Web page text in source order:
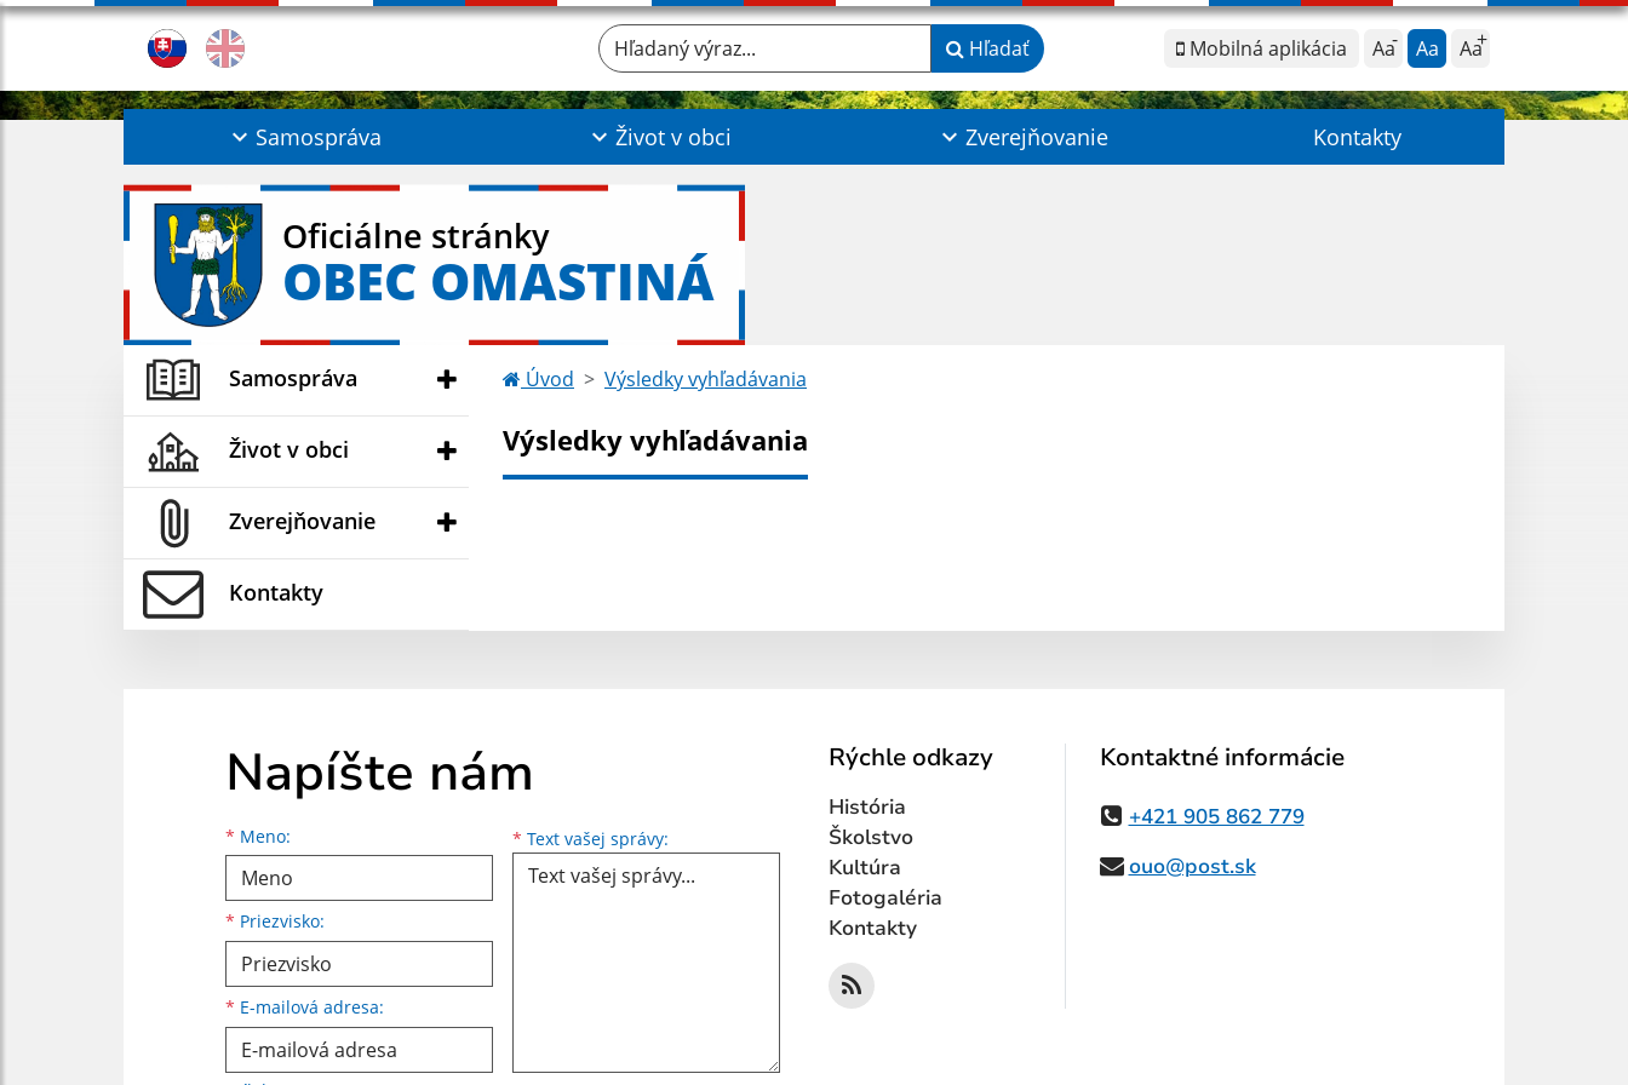
Mobilná aplikácia Aa Aa Aa
Hľadaný výraz... Hľadať
Samospráva Život v obci Zverejňovanie Kontakty
Oficiálne stránky
OBEC OMASTINÁ
Samospráva
Život v obci
Zverejňovanie
Kontakty
Úvod Výsledky vyhľadávania
Výsledky vyhľadávania
Napíšte nám
* Meno:
Meno
* Priezvisko:
Priezvisko
* E-mailová adresa:
E-mailová adresa * Text vašej správy: Text vašej správy...
Rýchle odkazy
História
Školstvo
Kultúra
Fotogaléria
Kontakty
Kontaktné informácie
+421 905 862 779
ouo@post.sk